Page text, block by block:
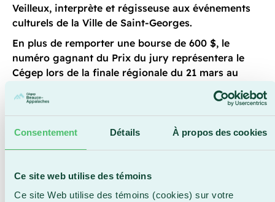
Consentement Détails À propos des cookies
Ce site web utilise des témoins
Ce site Web utilise des témoins (cookies) sur votre
Veilleux, interprète et régisseuse aux événements
culturels de la Ville de Saint-Georges.
En plus de remporter une bourse de 600 $, le
numéro gagnant du Prix du jury représentera le
Cégep lors de la finale régionale du 21 mars au
Il pourra alors tenter sa chance d’être sélectionné
pour la finale nationale qui se tiendra le 25 avril au
campus de Val-d’Or du Cégep de l’Abitibi-
assorti d’une bourse de 500 $, remis au numéro qui
se sera le plus démarqué sur scène.